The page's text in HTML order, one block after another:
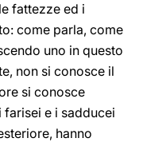
fattezze ed i
come parla, come
uno in questo
non si conosce il
si conosce
farisei e i sadducei
hanno